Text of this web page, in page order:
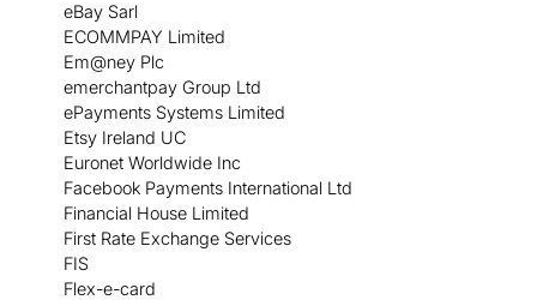
eBay Sarl
ECOMMPAY Limited
Em@ney Plc
emerchantpay Group Ltd
ePayments Systems Limited
Etsy Ireland UC
Euronet Worldwide Inc
Facebook Payments International Ltd
Financial House Limited
First Rate Exchange Services
FIS
Flex-e-card